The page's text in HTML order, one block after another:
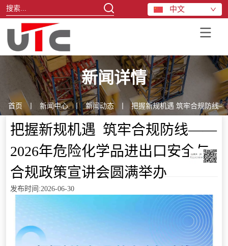
中文
新闻详情
首页 丨 新闻中心 丨 新闻动态 把握新规机遇 筑牢合规防线
把握新规机遇  筑牢合规防线——
2026年危险化学品进出口安全与
合规政策宣讲会圆满举办
发布时间:2026-06-30